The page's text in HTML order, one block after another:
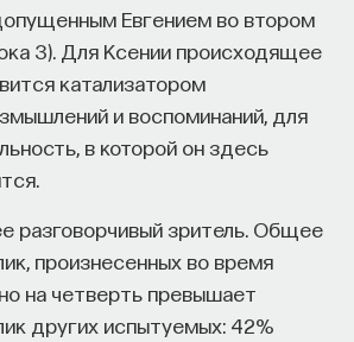
Евгением во втором
3). Для Ксении происходящее
катализатором
и воспоминаний, для
в которой он здесь
разговорчивый зритель. Общее
произнесенных во время
на четверть превышает
других испытуемых: 42%